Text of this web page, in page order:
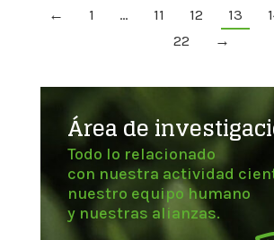
← 1 … 11 12 13
22
→
Área de
Todo lo relacionado
con nuestra actividad
nuestro equipo humano
y nuestras alianzas.